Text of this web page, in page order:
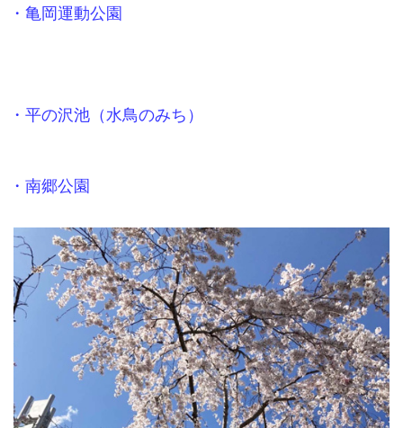
・亀岡運動公園
・平の沢池（水鳥のみち）
・南郷公園